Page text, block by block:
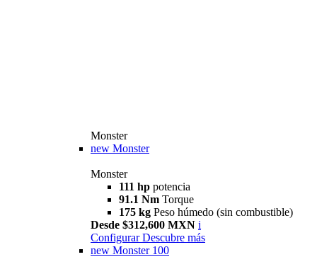
Monster
new Monster
Monster
111 hp potencia
91.1 Nm Torque
175 kg Peso húmedo (sin combustible)
Desde $312,600 MXN i
Configurar Descubre más
new Monster 100